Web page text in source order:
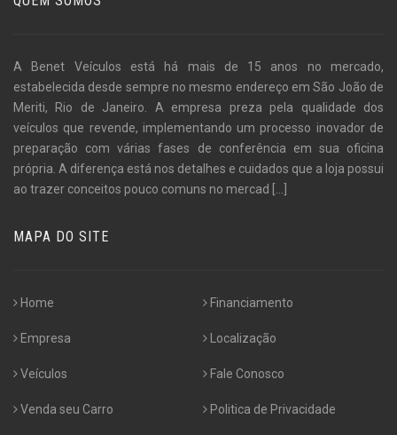
A Benet Veículos está há mais de 15 anos no mercado,
estabelecida desde sempre no mesmo endereço em São João de
Meriti, Rio de Janeiro. A empresa preza pela qualidade dos
veículos que revende, implementando um processo inovador de
preparação com várias fases de conferência em sua oficina
própria. A diferença está nos detalhes e cuidados que a loja possui
ao trazer conceitos pouco comuns no mercad
MAPA DO SITE
Home
Empresa
Veículos
Venda seu Carro
Financiamento
Localização
Fale Conosco
Politica de Privacidade